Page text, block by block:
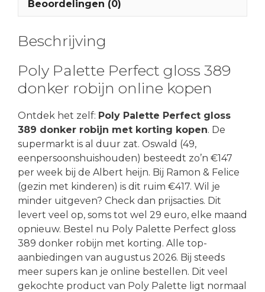
Beoordelingen (0)
Beschrijving
Poly Palette Perfect gloss 389
donker robijn online kopen
Ontdek het zelf: Poly Palette Perfect gloss
389 donker robijn met korting kopen. De
supermarkt is al duur zat. Oswald (49,
eenpersoonshuishouden) besteedt zo’n €147
per week bij de Albert heijn. Bij Ramon & Felice
(gezin met kinderen) is dit ruim €417. Wil je
minder uitgeven? Check dan prijsacties. Dit
levert veel op, soms tot wel 29 euro, elke maand
opnieuw. Bestel nu Poly Palette Perfect gloss
389 donker robijn met korting. Alle top-
aanbiedingen van augustus 2026. Bij steeds
meer supers kan je online bestellen. Dit veel
gekochte product van Poly Palette ligt normaal